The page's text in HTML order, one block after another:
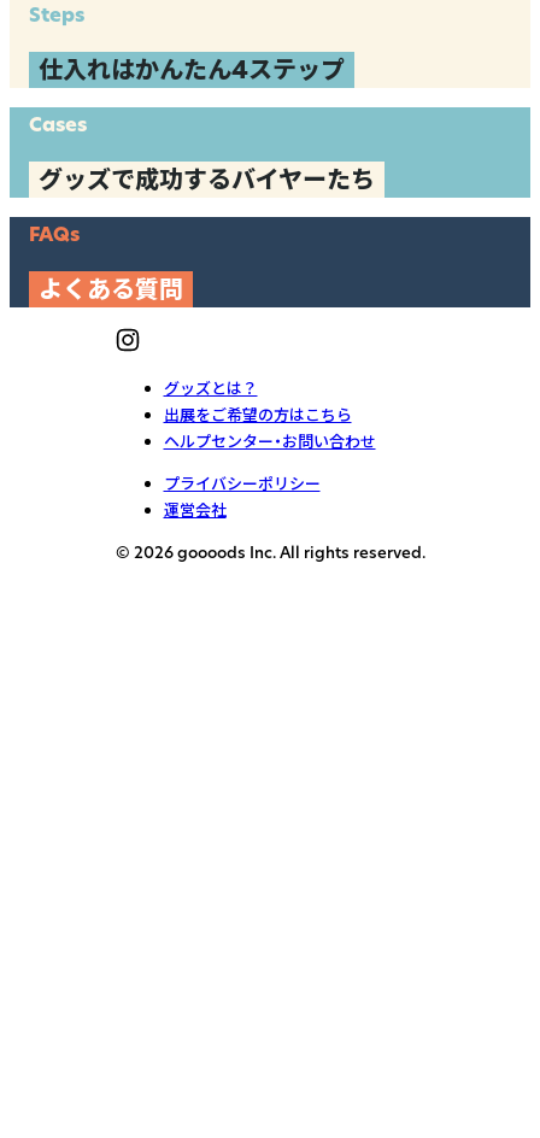
Steps
仕入れはかんたん4ステップ
Cases
グッズで成功するバイヤーたち
FAQs
よくある質問
グッズとは？
出展をご希望の方はこちら
ヘルプセンター・お問い合わせ
プライバシーポリシー
運営会社
© 2026 goooods Inc. All rights reserved.